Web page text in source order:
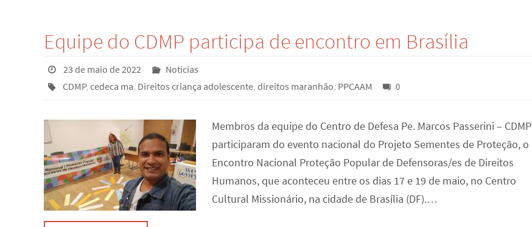
Equipe do CDMP participa de encontro em Brasília
23 de maio de 2022
Notícias
CDMP, cedeca ma, Direitos criança adolescente, direitos maranhão, PPCAAM 0
Membros da equipe do Centro de Defesa Pe. Marcos Passerini – CDMP
participaram do evento nacional do Projeto Sementes de Proteção, o
Encontro Nacional Proteção Popular de Defensoras/es de Direitos
Humanos, que aconteceu entre os dias 17 e 19 de maio, no Centro
Cultural Missionário, na cidade de Brasília (DF).…